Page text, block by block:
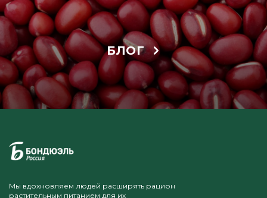
БЛОГ
Мы вдохновляем людей расширять рацион
растительным питанием для их